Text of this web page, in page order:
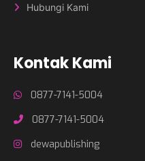
Hubungi Kami
Kontak Kami
0877-7141-5004
0877-7141-5004
dewapublishing